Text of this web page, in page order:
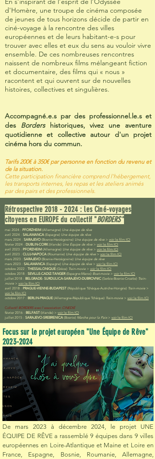
d'Homère, une troupe de cinéma composée
de jeunes de tous horizons décide de partir en
ciné-voyage à la rencontre des villes
européennes et de leurs habitant-e-s pour
trouver avec elles et eux du sens au vouloir vivre
ensemble. De ces nombreuses rencontres
naissent de nombreux films mélangeant fiction
et documentaire, des films qui « nous »
racontent et qui ouvrent sur de nouvelles
histoires, collectives et singulières.
Accompagné.e.s par des professionnel.le.s et
des Bordershistoriques, vivez une aventure
quotidienne et collective autour d'un projet
cinéma hors du commun.
Tarifs 200€ à 350€ par personne en fonction du revenu et
de la situation.
Cette participation financière comprend l'hébergement,
les transports internes, les repas et les ateliers animés
par des pairs et des professionnels.
Rétrospective2018 - 2024 : les Ciné-voyages
citoyens en EUROPE du collectif "BORDERS"
mai 2024 : PFORZHEIM (Allemagne) Une équipe de rêve
avril 2024 : SALAMANCA (Espagne) Une équipe de rêve
mars 2024 : SARAJEVO (Bosnie-Herzégovine) Une équipe de rêve > voir le film ICI
février 2024 : DUBLIN-CORK(Irlande) Une Équipe de rêve > voir le film ICI
avril 2023 : PFORZHEIM (Allemagne) Une équipe de rêve > voir le film ICI
avril 2023 : CLUJ-NAPOCA (Roumanie) Une équipe de rêve > voir le film ICI
mars 2023 : SARAJEVO (Bosnie-Herzégovine) Une équipe de rêve
mars 2023 : SALAMANCA (Espagne) Une équipe de rêve > voir le film ICI
octobre 2022 : THESSALONIQUE (Grèce) Train-movie > voir le film ICI
octobre 2018 : SEVILLE-CADIZ-TANGER (Espagne-Maroc) Boat-movie > voir le film ICI
juillet 2018 : BELGRADE- SURDULICA-SARAJEVO-DUBROVNIC (Serbie-Bosnie-Croatie) Train-
movie > voir le film ICI
avril 2018 : PRAGUE-VIENNE-BUDAPEST (République Tchèque-Autriche-Hongrie) Train-movie >
voir le film ICI
octobre 2017 : BERLIN-PRAGUE (Allemagne-République Tchèque) Train-movie > voir le film ICI
Collectif BORDERSavec l'association CINEDIÉ
février 2016 : BELFAST (Irlande) > voir le film ICI
juillet 2015 : SARAJEVO-SREBRENICA (Bosnie) Marche pour la Paix> voir le film ICI
Focus sur le projet européen "Une Équipe de Rêve"
2023-2024
De mars 2023 à décembre 2024, le projet UNE
ÉQUIPE DE RÊVE a rassemblé 9 équipes dans 9 villes
européennes en Loire-Atlantique et Maine et Loire en
France, Espagne, Bosnie, Roumanie, Allemagne,